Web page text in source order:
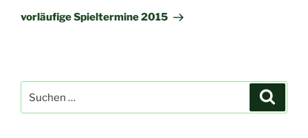
Beitrag
vorläufige Spieltermine 2015
nach: